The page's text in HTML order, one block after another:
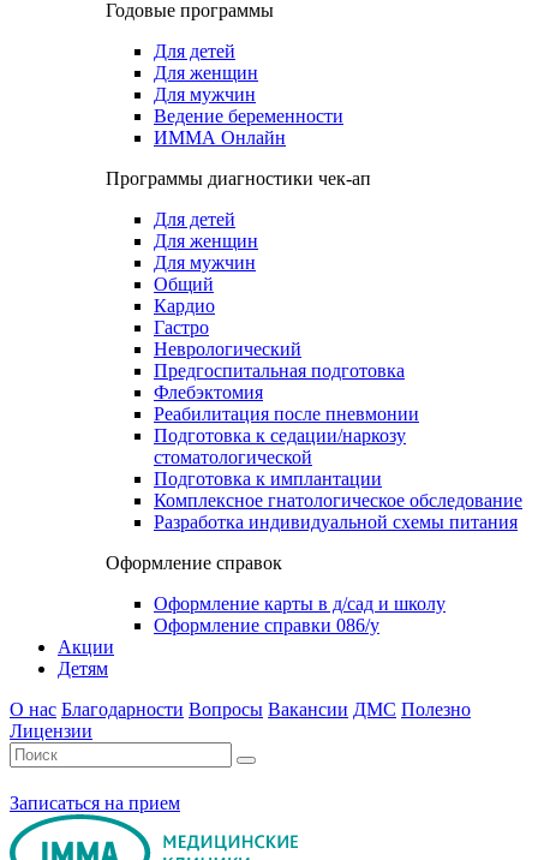
Годовые программы
Для детей
Для женщин
Для мужчин
Ведение беременности
ИММА Онлайн
Программы диагностики чек-ап
Для детей
Для женщин
Для мужчин
Общий
Кардио
Гастро
Неврологический
Предгоспитальная подготовка
Флебэктомия
Реабилитация после пневмонии
Подготовка к седации/наркозу
стоматологической
Подготовка к имплантации
Комплексное гнатологическое обследование
Разработка индивидуальной схемы питания
Оформление справок
Оформление карты в д/сад и школу
Оформление справки 086/у
Акции
Детям
О нас Благодарности Вопросы Вакансии ДМС Полезно
Лицензии
Записаться на прием